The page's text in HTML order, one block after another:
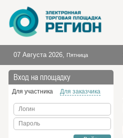
07 Августа 2026, Пятница
Вход на площадку
Для участника Для заказчика
Логин
Пароль